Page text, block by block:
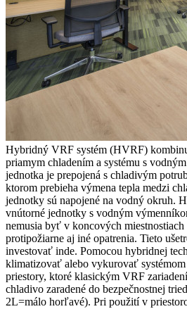
Hybridný VRF systém (HVRF)
priamym chladením a systému s
jednotka je prepojená s chladivým
ktorom prebieha výmena tepla medzi
jednotky sú napojené na vodný okruh.
vnútorné jednotky s vodným
nemusia byť v koncových miestnostiach
protipožiarne aj iné opatrenia. Tieto
investovať inde. Pomocou hybridnej
klimatizovať alebo vykurovať
priestory, ktoré klasickým VRF
chladivo zaradené do bezpečnostnej
2L=málo horľavé). Pri použití v